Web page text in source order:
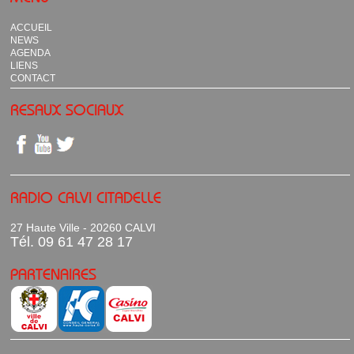
ACCUEIL
NEWS
AGENDA
LIENS
CONTACT
RESAUX SOCIAUX
RADIO CALVI CITADELLE
27 Haute Ville - 20260 CALVI
Tél. 09 61 47 28 17
PARTENAIRES